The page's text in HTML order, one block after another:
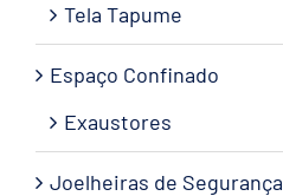
Tela Tapume
Espaço Confinado
Exaustores
Joelheiras de Segurança